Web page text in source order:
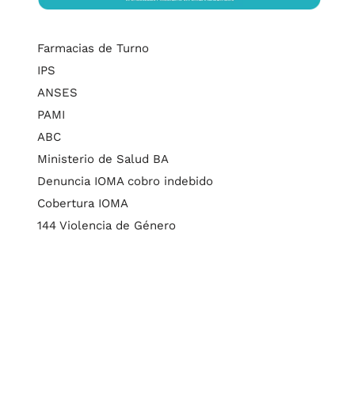
Farmacias de Turno
IPS
ANSES
PAMI
ABC
Ministerio de Salud BA
Denuncia IOMA cobro indebido
Cobertura IOMA
144 Violencia de Género